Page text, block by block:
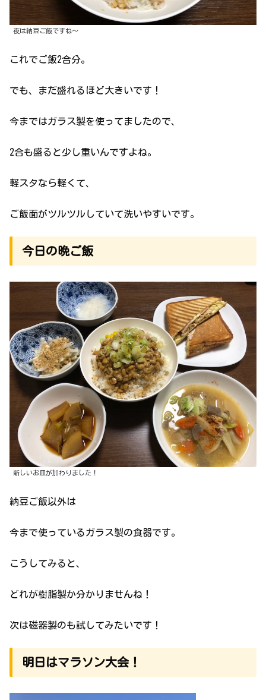
夜は納豆ご飯ですね〜
これでご飯2合分。
でも、まだ盛れるほど大きいです！
今まではガラス製を使ってましたので、
2合も盛ると少し重いんですよね。
軽スタなら軽くて、
ご飯面がツルツルしていて洗いやすいです。
今日の晩ご飯
新しいお皿が加わりました！
納豆ご飯以外は
今まで使っているガラス製の食器です。
こうしてみると、
どれが樹脂製か分かりませんね！
次は磁器製のも試してみたいです！
明日はマラソン大会！